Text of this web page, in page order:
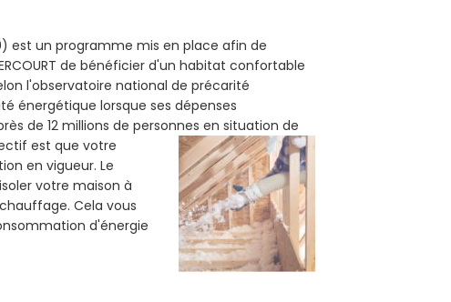
est un programme mis en place afin de
de bénéficier d'un habitat confortable
l'observatoire national de précarité
énergétique lorsque ses dépenses
de 12 millions de personnes en situation de
est que votre
en vigueur. Le
votre maison à
Cela vous
d'énergie